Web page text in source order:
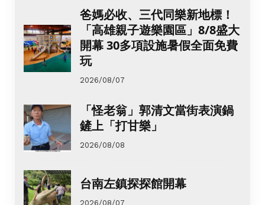
爸媽必收、三代同樂新地標！
「高雄親子遊樂園區」8/8盛大
開幕 30多項設施暑假全面免費
玩
2026/08/07
「怪老翁」郭清文當街表演鍋
鏟上「打甘樂」
2026/08/08
台南左鎮探探館開幕
2026/08/07